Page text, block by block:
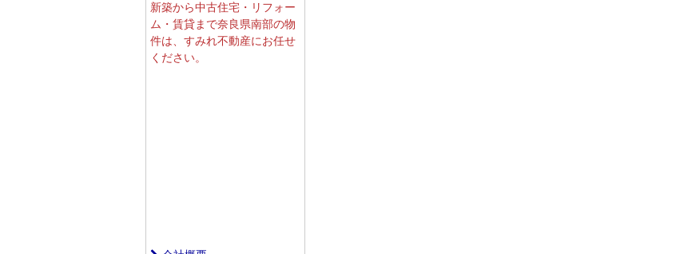
新築から中古住宅・リフォー
ム・賃貸まで奈良県南部の物
件は、すみれ不動産にお任せ
ください。